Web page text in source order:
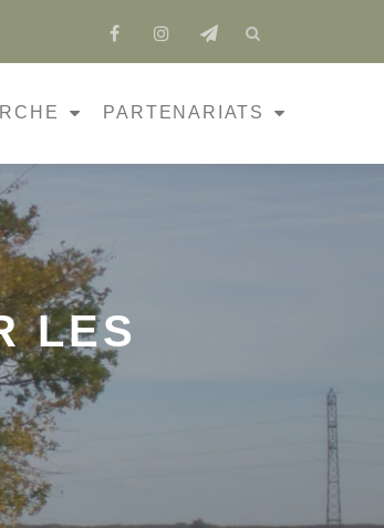
fa-
facebook
fa-
instagram
fa-
send
PARTENARIATS
LES